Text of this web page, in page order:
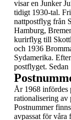
visar en Junker
tidigt 1930-tal.
nattpostflyg från
Hamburg,
kurirflyg till
och 1936
Sydamerika.
postflyget. Sedan
År 1968 infördes
rationalisering av
Postnummer
avpassat för våra